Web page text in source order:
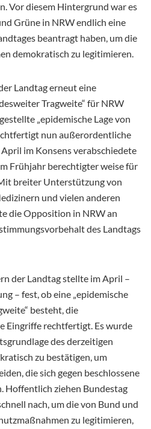
Vor diesem Hintergrund war es
Grüne in NRW endlich eine
beantragt haben, um die
demokratisch zu legitimieren.
Landtag erneut eine
Tragweite“ für NRW
„epidemische Lage von
nun außerordentliche
im Konsens verabschiedete
Frühjahr berechtigter weise für
breiter Unterstützung von
und vielen anderen
die Opposition in NRW an
des Landtags
der Landtag stellte im April –
– fest, ob eine „epidemische
besteht, die
Eingriffe rechtfertigt. Es wurde
des derzeitigen
zu bestätigen, um
die sich gegen beschlossene
Hoffentlich ziehen Bundestag
nach, um die von Bund und
zu legitimieren,